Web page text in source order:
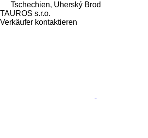
Tschechien, Uherský Brod
TAUROS s.r.o.
Verkäufer kontaktieren